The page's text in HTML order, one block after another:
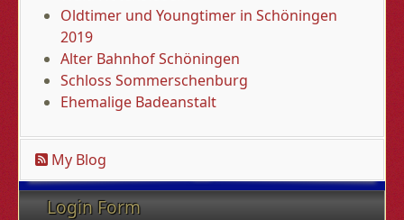
Oldtimer und Youngtimer in Schöningen
2019
Alter Bahnhof Schöningen
Schloss Sommerschenburg
Ehemalige Badeanstalt
My Blog
Login Form